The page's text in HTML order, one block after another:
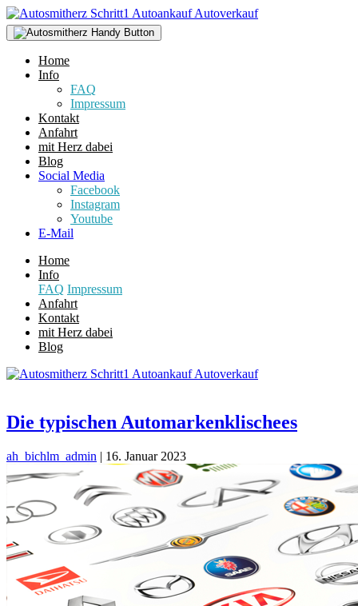
Home
Info
FAQ
Impressum
Kontakt
Anfahrt
mit Herz dabei
Blog
Social Media
Facebook
Instagram
Youtube
E-Mail
Home
Info
FAQ Impressum
Anfahrt
Kontakt
mit Herz dabei
Blog
Die typischen Automarkenklischees
ah_bichlm_admin | 16. Januar 2023